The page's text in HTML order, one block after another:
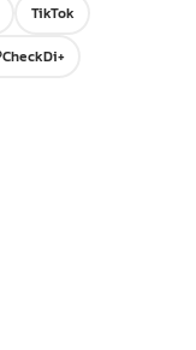
TikTok
CheckDi+